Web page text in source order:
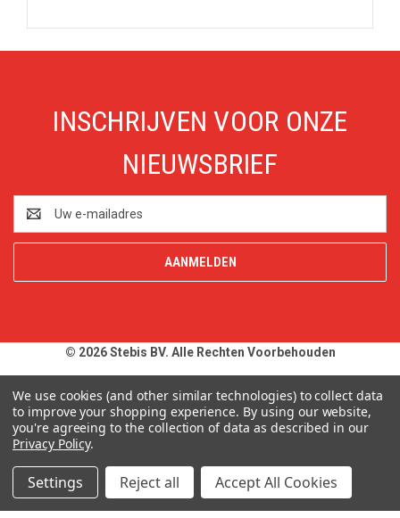
INSCHRIJVEN VOOR ONZE
NIEUWSBRIEF
mailadres
© 2026 Stebis BV. Alle Rechten Voorbehouden
Alle prijzen en specificaties zijn onder voorbehoud, exclusief BTW,
zolang de voorraad strekt. Afbeeldingen van producten kunnen
afwijken van de werkelijkheid. Op al onze aanbiedingen en
leveringen zijn onze
toepassing. Wij wijzen u uitdrukkelijk op onzePrivacy Policy
Typefouten alsmede prijswijzigingen uitdrukkelijk voorbehouden.
We use cookies (and other similar technologies) to collect data
to improve your shopping experience. By using our website,
you're agreeing to the collection of data as described in our
Privacy Policy.
Settings Reject all Accept All Cookies